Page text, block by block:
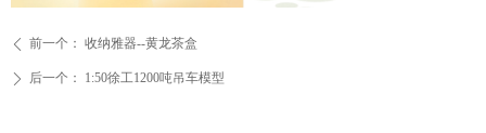
ꄴ 前一个： 收纳雅器--黄龙茶盒
ꄲ 后一个： 1:50徐工1200吨吊车模型